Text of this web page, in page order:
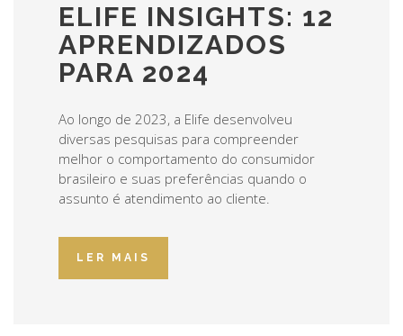
ELIFE INSIGHTS: 12
APRENDIZADOS
PARA 2024
Ao longo de 2023, a Elife desenvolveu
diversas pesquisas para compreender
melhor o comportamento do consumidor
brasileiro e suas preferências quando o
assunto é atendimento ao cliente.
LER MAIS